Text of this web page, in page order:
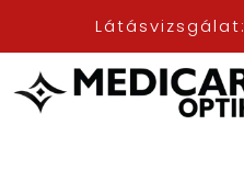
Látásvizsgálat: